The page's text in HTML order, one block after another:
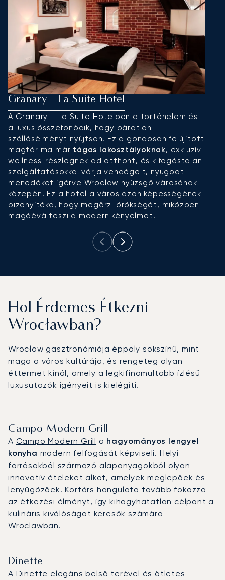
Granary - La Suite Hotel
A Granary – La Suite Hotelben a történelem és
a luxus összefonódik, hogy páratlan
szállásélményt nyújtson. Ez a gondosan felújított
magtár ma már tágas lakosztályoknak, exkluzív
wellness-részlegnek ad otthont, és kifogástalan
szolgáltatásokkal várja vendégeit, nyugodt
menedéket ígérve Wroclaw nyüzsgő városának
közepén. Ez a hotel a város azon képességének
bizonyítéka, hogy megőrzi örökségét, miközben
magáévá teszi a modern kényelmet.
Hol Érdemes Étkezni
Wrocławban?
Wrocław gasztronómiája éppoly sokszínű, mint
maga a város kultúrája, és rengeteg olyan
éttermet kínál, amely a legkifinomultabb ízlésű
luxusutazók igényeit is kielégíti.
Campo Modern Grill
A Campo Modern Grill a hagyományos lengyel
konyha modern felfogását képviseli. Helyi
forrásokból származó alapanyagokból olyan
innovatív ételeket alkot, amelyek meglepőek és
lenyűgözőek. Kortárs hangulata tovább fokozza
az étkezési élményt, így kihagyhatatlan célpont a
kulináris kiválóságot keresők számára
Wroclawban.
Dinette
A Dinette elegáns belső terével és ötletes